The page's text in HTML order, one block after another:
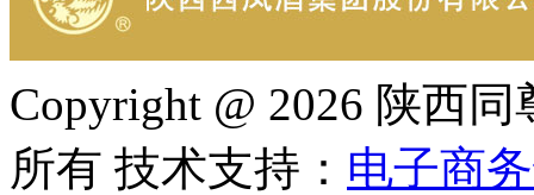
Copyright @ 2026 陕西
所有 技术支持： 电子商